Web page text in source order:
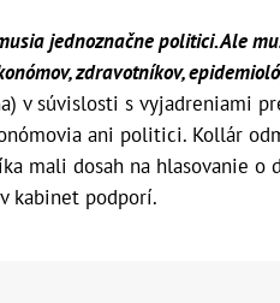
jednoznačne politici. Ale
zdravotníkov,
v súvislosti s vyjadreniami
ani politici. Kollár
mali dosah na hlasovanie o
kabinet podporí.